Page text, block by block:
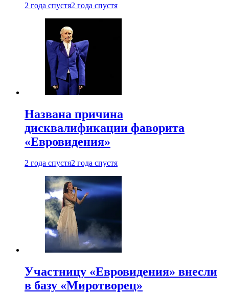
2 года спустя2 года спустя
Названа причина
дисквалификации фаворита
«Евровидения»
2 года спустя2 года спустя
Участницу «Евровидения» внесли
в базу «Миротворец»